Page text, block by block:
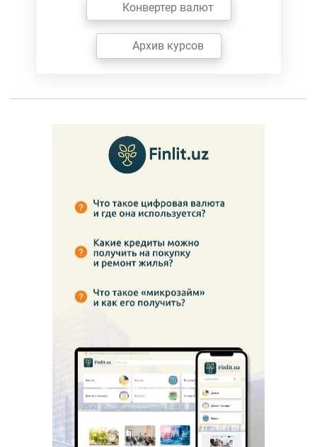
Конвертер валют
Архив курсов